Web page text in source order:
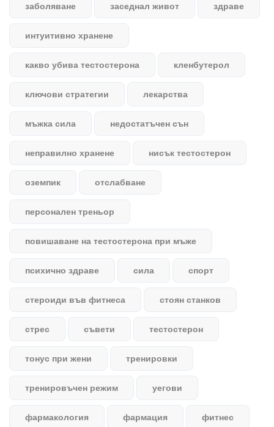
заболяване заседнал живот здраве
интуитивно хранене
какво убива тестостерона кленбутерол
ключови стратегии лекарства
мъжка сила недостатъчен сън
неправилно хранене нисък тестостерон
оземпик отслабване
персонален треньор
повишаване на тестостерона при мъже
психично здраве сила спорт
стероиди във фитнеса стоян станков
стрес съвети тестостерон
тонус при жени тренировки
тренировъчен режим уегови
фармакология фармация фитнес